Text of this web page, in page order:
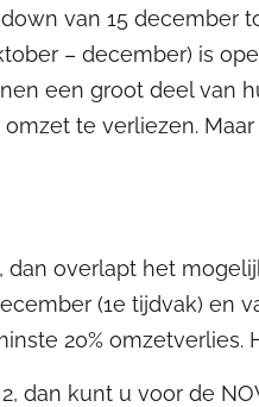
van 15 december
– december) is
een groot deel van
te verliezen.
overlapt het
(1e tijdvak) en
20% omzetverlies.
dan kunt u voor de